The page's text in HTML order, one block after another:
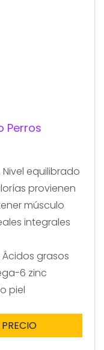
Perros
Nivel equilibrado
provienen
músculo
integrales
Ácidos grasos
6 zinc
piel